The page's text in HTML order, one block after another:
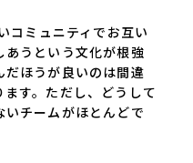
コミュニティでお互い
うという文化が根強
ほうが良いのは間違
す。ただし、どうして
チームがほとんどで